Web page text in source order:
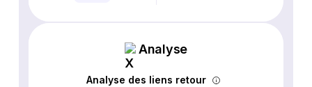
Analyse
Analyse des liens retour